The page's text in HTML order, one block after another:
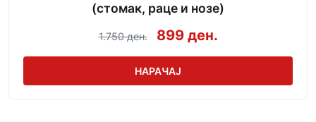
(стомак, раце и нозе)
1.750 ден. 899 ден.
НАРАЧАЈ